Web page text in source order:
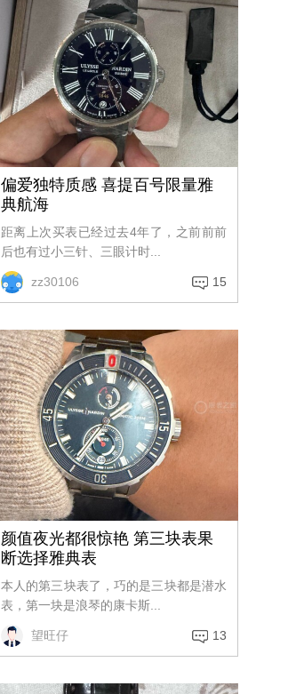
偏爱独特质感 喜提百号限量雅
典航海
距离上次买表已经过去4年了，之前前前
后也有过小三针、三眼计时...
zz30106 15
颜值夜光都很惊艳 第三块表果
断选择雅典表
本人的第三块表了，巧的是三块都是潜水
表，第一块是浪琴的康卡斯...
望旺仔 13